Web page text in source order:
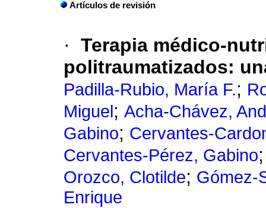
Artículos de revisión
· Terapia médico-
politraumatizados:
Padilla-Rubio, María F.;
Miguel ; Acha-Chávez,
Gabino; Cervantes-
Cervantes-Pérez, Gabino
Orozco, Clotilde; Gómez-
Enrique